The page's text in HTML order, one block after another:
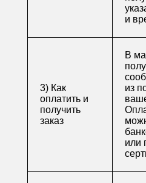
и
3) Как
оплатить и
получить
заказ
В
из
или